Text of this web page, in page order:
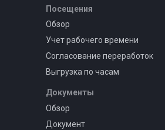
Посещения
Обзор
Учет рабочего времени
Согласование переработок
Выгрузка по часам
Документы
Обзор
Документ